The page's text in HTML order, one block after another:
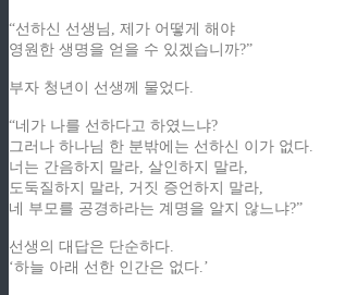
“선하신 선생님, 제가 어떻게 해야
영원한 생명을 얻을 수 있겠습니까?”
부자 청년이 선생께 물었다.
“네가 나를 선하다고 하였느냐?
그러나 하나님 한 분밖에는 선하신 이가 없다.
너는 간음하지 말라, 살인하지 말라,
도둑질하지 말라, 거짓 증언하지 말라,
네 부모를 공경하라는 계명을 알지 않느냐?”
선생의 대답은 단순하다.
‘하늘 아래 선한 인간은 없다.’